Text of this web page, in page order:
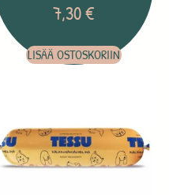
7,30€
LISÄÄ OSTOSKORIIN